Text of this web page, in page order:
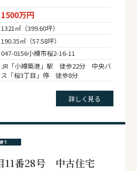
1500万円
1321㎡（399.60坪）
190.35㎡（57.58坪）
047-0156小樽市桜2-16-11
JR「小樽築港」駅 徒歩22分 中央バ
ス「桜3丁目」停 徒歩8分
詳しく見る
て
11番28号 中古住宅